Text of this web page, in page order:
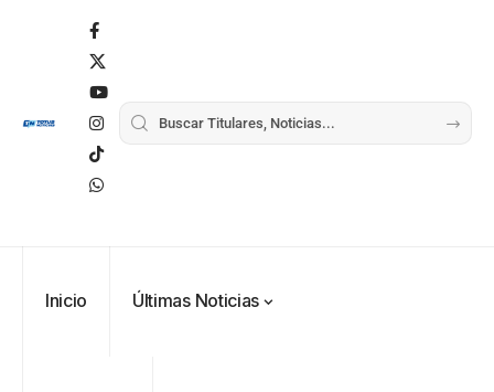
Inicio Últimas Noticias